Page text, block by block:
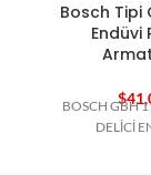
Bosch Tipi
Endüvi
$
BOSCH GBH
DELİCİ